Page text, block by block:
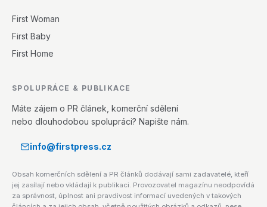
First Woman
First Baby
First Home
SPOLUPRÁCE & PUBLIKACE
Máte zájem o PR článek, komerční sdělení
nebo dlouhodobou spolupráci? Napište nám.
info@firstpress.cz
Obsah komerčních sdělení a PR článků dodávají sami zadavatelé, kteří
jej zasílají nebo vkládají k publikaci. Provozovatel magazínu neodpovídá
za správnost, úplnost ani pravdivost informací uvedených v takových